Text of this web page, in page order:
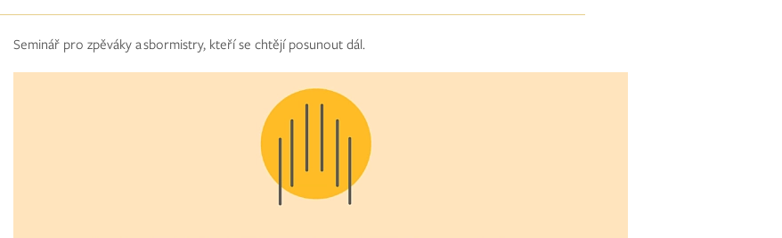
Seminář pro zpěváky a sbormistry, kteří se chtějí posunout dál.